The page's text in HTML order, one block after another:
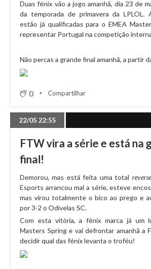
01/05 17:19
A jornada 5 começa agora!
FTW domina por completo a HOF
25/04 20:34
GTZ arranca vitória dominante da
25/04 19:36
Odivelas convence frente à ZeroZone
25/04 19:00
FLH soma 4 em 4
25/04 17:39
Seguimos para a segunda metade da
Duas fénix vão a jogo amanhã, dia 23 de
da temporada de primavera da LPLOL.
estão já qualificadas para o EMEA
representar Portugal na competição
Não percas a grande final amanhã, a partir
0 Compartilhar
22/05 22:55
FTW vira a série e está na
final!
Demorou, mas está feita uma total
Esports arrancou mal a série, esteve
mas virou totalmente o bico ao prego e
por 3-2 o Odivelas SC.
Com esta vitória, a fénix marca já um
Masters Spring e vai defrontar amanhã a
decidir qual das fénix levanta o troféu!